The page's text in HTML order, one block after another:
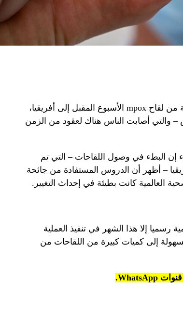
ومن المقرر أخيرا أن تصل أول 10 آلاف جرعة من لقاح mpox الأسبوع المقبل إلى أفريقيا،
أصابت الناس هناك لعقود من الزمن
إن البطء في وصول اللقاحات – التي تم
من 70 دولة خارج أفريقيا – أظهر أن الدروس المستفادة من جائحة
رسميا إلا هذا الشهر في تنفيذ العملية
بسهولة إلى كميات كبيرة من اللقاحات من